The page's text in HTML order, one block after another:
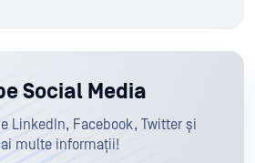
Social Media
LinkedIn, Facebook, Twitter și
multe informații!